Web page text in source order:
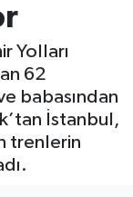
Yolları
62
babasından
İstanbul,
trenlerin